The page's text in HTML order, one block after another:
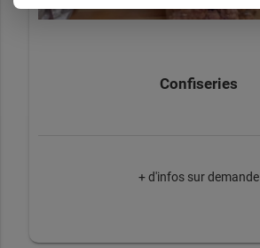
Confiseries
+ d'infos sur demande